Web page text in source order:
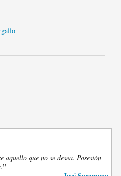
aquello que no se desea. Posesión
”